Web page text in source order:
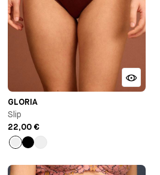
GLORIA
Slip
22,00 €
MarronNoirBlanc